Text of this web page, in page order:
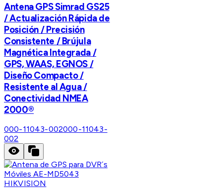
Antena GPS Simrad GS25
/ Actualización Rápida de
Posición / Precisión
Consistente / Brújula
Magnética Integrada /
GPS, WAAS, EGNOS /
Diseño Compacto /
Resistente al Agua /
Conectividad NMEA
2000®
000-11043-002000-11043-
002
HIKVISION